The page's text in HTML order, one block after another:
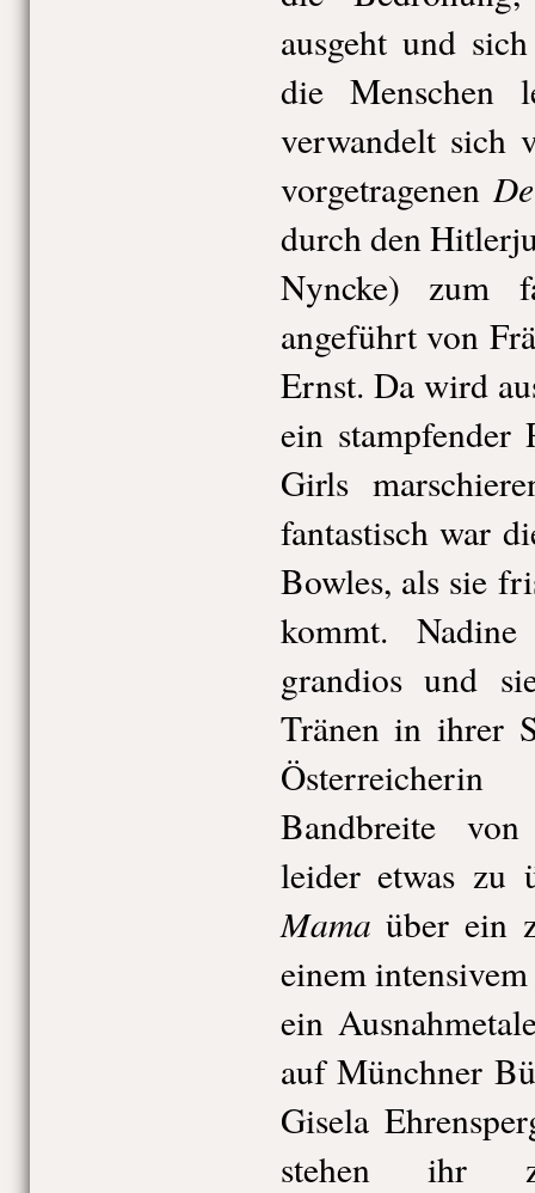
ausgeht und
die Menschen
verwandelt sich
vorgetragenen
durch den
Nyncke) zum
angeführt von
Ernst. Da wird
ein stampfender
Girls
fantastisch war
Bowles, als sie
kommt.
grandios und
Tränen in ihrer
Bandbreite
leider etwas zu
Mamaüber ein
einem
ein
auf Münchner
Gisela
stehen ihr